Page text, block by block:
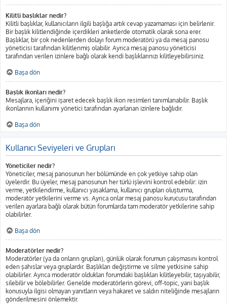
Kilitli başlıklar nedir?
Kilitli başlıklar, kullanıcıların ilgili başlığa artık cevap yazamaması için belirlenir.
Bir başlık kilitlendiğinde içerdikleri anketlerde otomatik olarak sona erer.
Başlıklar, bir çok nedenlerden dolayı forum moderatörü ya da mesaj panosu
yöneticisi tarafından kilitlenmiş olabilir. Ayrıca mesaj panosu yöneticisi
tarafından verilen izinlere bağlı olarak kendi başlıklarınızı kilitleyebilirsiniz.
Başa dön
Başlık ikonları nedir?
Mesajlara, içeriğini işaret edecek başlık ikon resimleri tanımlanabilir. Başlık
ikonlarının kullanımı yönetici tarafından ayarlanan izinlere bağlıdır.
Başa dön
Kullanıcı Seviyeleri ve Grupları
Yöneticiler nedir?
Yöneticiler, mesaj panosunun her bölümünde en çok yetkiye sahip olan
üyelerdir. Bu üyeler, mesaj panosunun her türlü işlevini kontrol edebilir: izin
verme, yetkilendirme, kullanıcı yasaklama, kullanıcı grupları oluşturma,
moderatör yetkilerini verme vs. Ayrıca onlar mesaj panosu kurucusu tarafından
verilen ayarlara bağlı olarak bütün forumlarda tam moderatör yetkilerine sahip
olabilirler.
Başa dön
Moderatörler nedir?
Moderatörler (ya da onların grupları), günlük olarak forumun çalışmasını kontrol
eden şahıslar veya gruplardır. Başlıkları değiştirme ve silme yetkisine sahip
olabilirler. Ayrıca moderatör oldukları forumdaki başlıkları kilitleyebilir, taşıyabilir,
silebilir ve bölebilirler. Genelde moderatörlerin görevi, off-topic, yani başlık
konusuyla ilgisi olmayan yanıtların veya hakaret ve saldırı niteliğinde mesajların
gönderilmesini önlemektir.